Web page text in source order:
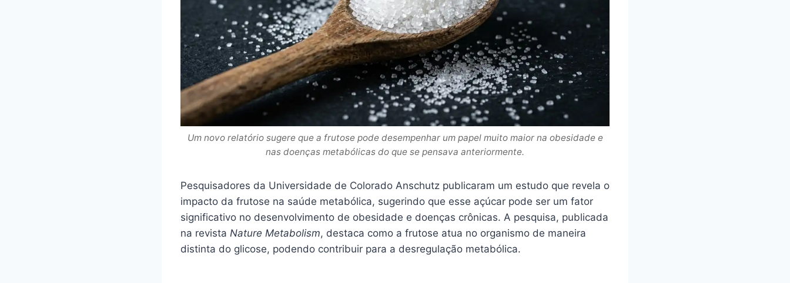
Um novo relatório sugere que a frutose pode desempenhar um papel muito maior na obesidade e
nas doenças metabólicas do que se pensava anteriormente.
Pesquisadores da Universidade de Colorado Anschutz publicaram um estudo que revela o
impacto da frutose na saúde metabólica, sugerindo que esse açúcar pode ser um fator
significativo no desenvolvimento de obesidade e doenças crônicas. A pesquisa, publicada
na revista Nature Metabolism, destaca como a frutose atua no organismo de maneira
distinta do glicose, podendo contribuir para a desregulação metabólica.